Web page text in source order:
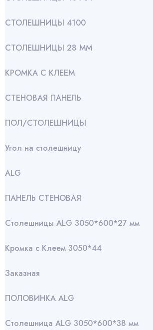
СТОЛЕШНИЦЫ 4100
СТОЛЕШНИЦЫ 28 ММ
КРОМКА С КЛЕЕМ
СТЕНОВАЯ ПАНЕЛЬ
ПОЛ/СТОЛЕШНИЦЫ
Угол на столешницу
АLG
ПАНЕЛЬ СТЕНОВАЯ
Столешницы ALG 3050*600*27 мм
Кромка с Клеем 3050*44
Заказная
ПОЛОВИНКА ALG
Столешница ALG 3050*600*38 мм